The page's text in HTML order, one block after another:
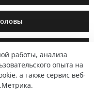
работы, анализа
опыта на
а также сервис веб-